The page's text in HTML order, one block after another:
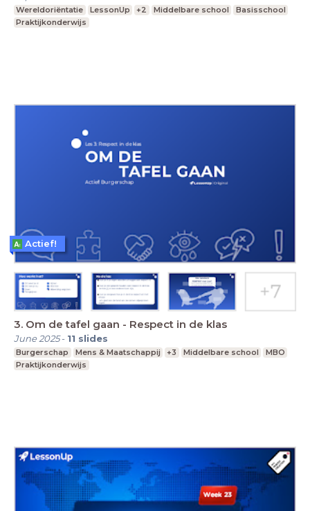
Wereldoriëntatie LessonUp +2 Middelbare school
Basisschool
Praktijkonderwijs
3. Om de tafel gaan - Respect in de klas
June 2025- 11 slides
Burgerschap Mens & Maatschappij +3 Middelbare school
MBO
Praktijkonderwijs
Actief!